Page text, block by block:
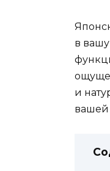
в
и
вашей